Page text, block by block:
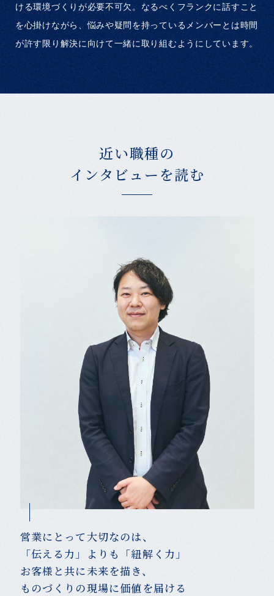
ける環境づくりが必要不可欠。なるべくフランクに話すこと
を心掛けながら、悩みや疑問を持っているメンバーとは時間
が許す限り解決に向けて一緒に取り組むようにしています。
近い職種の
インタビューを読む
営業にとって大切なのは、
「伝える力」よりも「紐解く力」
お客様と共に未来を描き、
ものづくりの現場に価値を届ける